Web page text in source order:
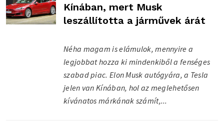
Kínában, mert Musk
leszállította a járművek árát
Néha magam is elámulok, mennyire a
legjobbat hozza ki mindenkiből a fenséges
szabad piac. Elon Musk autógyára, a Tesla
jelen van Kínában, hol az meglehetősen
kívánatos márkának számít,...